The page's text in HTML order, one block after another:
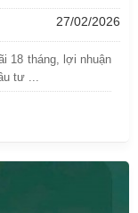
27/02/2026
18 tháng, lợi nhuận
tư ...